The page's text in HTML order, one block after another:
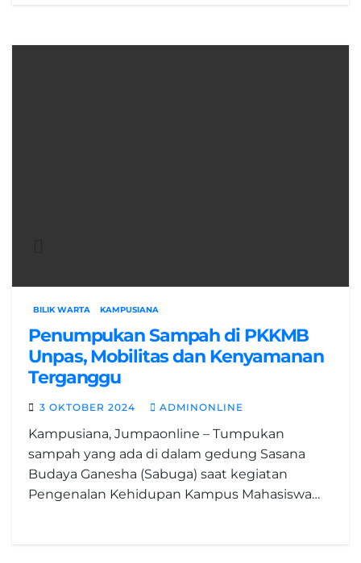
BILIK WARTA KAMPUSIANA
Penumpukan Sampah di PKKMB
Unpas, Mobilitas dan Kenyamanan
Terganggu
3 OKTOBER 2024 ADMINONLINE
Kampusiana, Jumpaonline – Tumpukan
sampah yang ada di dalam gedung Sasana
Budaya Ganesha (Sabuga) saat kegiatan
Pengenalan Kehidupan Kampus Mahasiswa…